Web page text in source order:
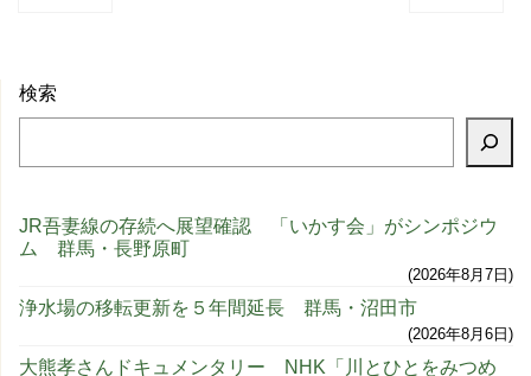
検索
JR吾妻線の存続へ展望確認 「いかす会」がシンポジウ
ム 群馬・長野原町
2026年8月7日
浄水場の移転更新を５年間延長 群馬・沼田市
2026年8月6日
大熊孝さんドキュメンタリー NHK「川とひとをみつめ